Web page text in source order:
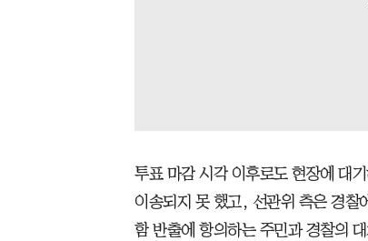
투표 마감 시각 이후로도 현장에 대
이송되지 못 했고, 선관위 측은 경찰
함 반출에 항의하는 주민과 경찰의